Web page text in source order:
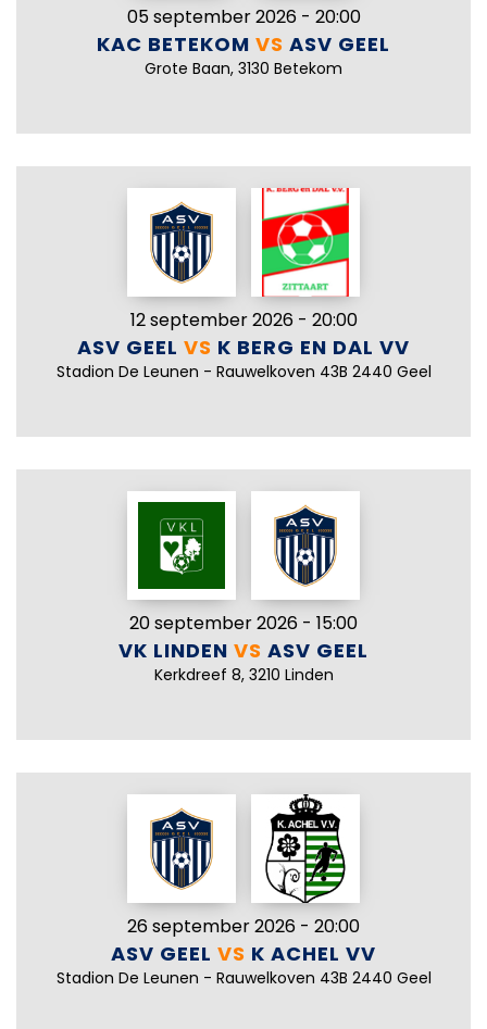
05 september 2026 - 20:00
KAC BETEKOM VS ASV GEEL
Grote Baan, 3130 Betekom
12 september 2026 - 20:00
ASV GEEL VS K BERG EN DAL VV
Stadion De Leunen - Rauwelkoven 43B 2440 Geel
20 september 2026 - 15:00
VK LINDEN VS ASV GEEL
Kerkdreef 8, 3210 Linden
26 september 2026 - 20:00
ASV GEEL VS K ACHEL VV
Stadion De Leunen - Rauwelkoven 43B 2440 Geel